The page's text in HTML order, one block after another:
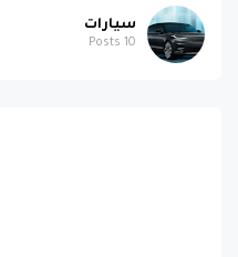
سيارات
10